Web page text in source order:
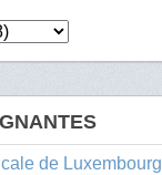
de Luxembourg